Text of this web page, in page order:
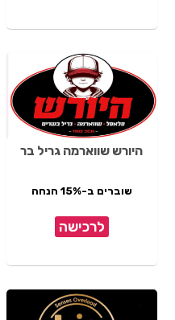
היורש שווארמה גריל בר
שוברים ב-15% הנחה
לרכישה